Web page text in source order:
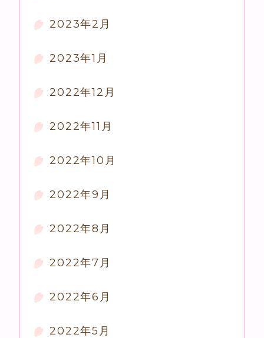
2023年2月
2023年1月
2022年12月
2022年11月
2022年10月
2022年9月
2022年8月
2022年7月
2022年6月
2022年5月